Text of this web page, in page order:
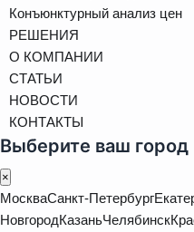
Конъюнктурный анализ цен
РЕШЕНИЯ
О КОМПАНИИ
СТАТЬИ
НОВОСТИ
КОНТАКТЫ
Выберите ваш город
×
МоскваСанкт-Петербург
НовгородКазаньЧелябинск